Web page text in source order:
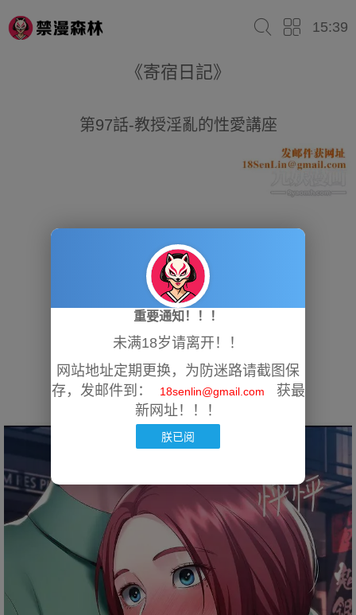
15:39
《寄宿日記》
第97話-教授淫亂的性愛講座
重要通知！！！
未满18岁请离开！！
网站地址定期更换，为防迷路请截图保
存，发邮件到：
18senlin@gmail.com
获最
新网址！！！
朕已阅